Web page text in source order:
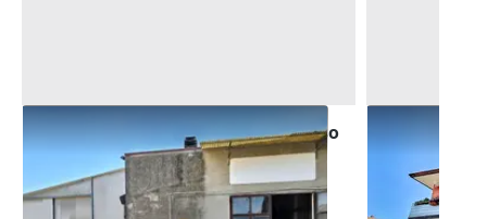
Asta Capannone artigianale ad uso
laboratorio
Costa di Rovigo (Rovigo)
16.875 €
Asta
Zevio
120.180 €